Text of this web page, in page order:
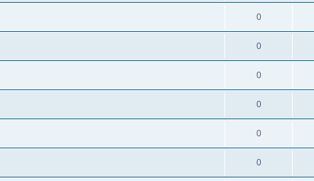
0
0
0
0
0
0